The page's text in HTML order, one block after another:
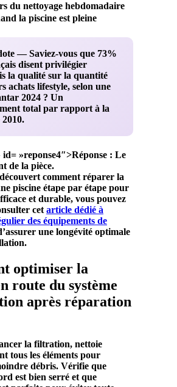
du nettoyage hebdomadaire
la piscine est pleine
— Saviez-vous que 73%
disent privilégier
la qualité sur la quantité
achats lifestyle, selon une
2024 ? Un
total par rapport à la
2010.
id= »reponse4″>Réponse : Le
de la pièce.
comment réparer la
piscine étape par étape pour
et durable, vous pouvez
cetarticle dédié à
des équipements de
une longévité optimale
optimiser la
route du système
après réparation
la filtration, nettoie
tous les éléments pour
débris. Vérifie que
est bien serré et que